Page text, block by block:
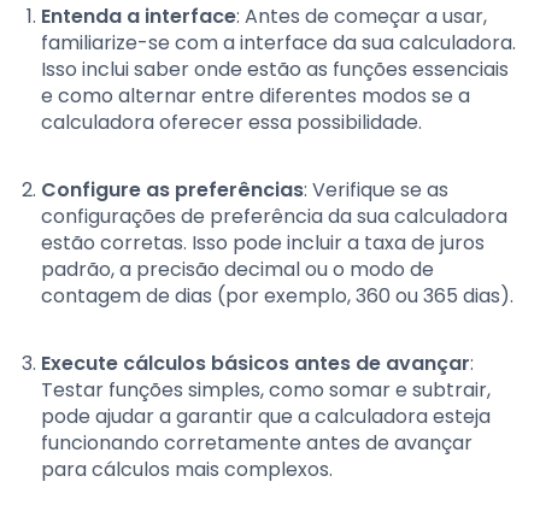
Entenda a interface: Antes de começar a usar,
familiarize-se com a interface da sua calculadora.
Isso inclui saber onde estão as funções essenciais
e como alternar entre diferentes modos se a
calculadora oferecer essa possibilidade.
Configure as preferências: Verifique se as
configurações de preferência da sua calculadora
estão corretas. Isso pode incluir a taxa de juros
padrão, a precisão decimal ou o modo de
contagem de dias (por exemplo, 360 ou 365 dias).
Execute cálculos básicos antes de avançar:
Testar funções simples, como somar e subtrair,
pode ajudar a garantir que a calculadora esteja
funcionando corretamente antes de avançar
para cálculos mais complexos.